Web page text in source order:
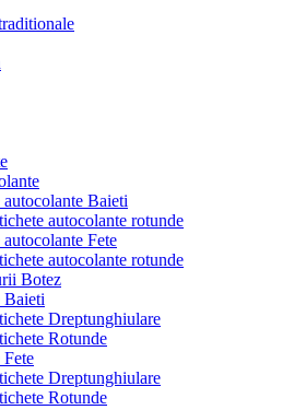
autocolante Baieti
autocolante rotunde
Fete
autocolante rotunde
Botez
Baieti
Dreptunghiulare
Rotunde
Fete
Dreptunghiulare
Rotunde